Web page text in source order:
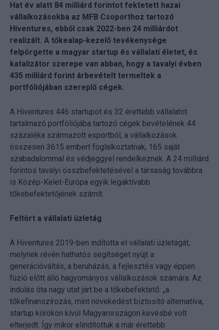
Hat év alatt 84 milliárd forintot fektetett hazai
vállalkozásokba az MFB Csoporthoz tartozó
Hiventures, ebből csak 2022-ben 24 milliárdot
realizált. A tőkealap-kezelő tevékenysége
felpörgette a magyar startup és vállalati életet, és
katalizátor szerepe van abban, hogy a tavalyi évben
435 milliárd forint árbevételt termeltek a
portfóliójában szereplő cégek.
A Hiventures 446 startupot és 32 érettebb vállalatot
tartalmazó portfóliójába tartozó cégek bevételének 44
százaléka származott exportból, a vállalkozások
összesen 3615 embert foglalkoztatnak, 165 saját
szabadalommal és védjeggyel rendelkeznek. A 24 milliárd
forintos tavalyi összbefektetésével a társaság továbbra
is Közép-Kelet-Európa egyik legaktívabb
tőkebefektetőjének számít.
Feltört a vállalati üzletág
A Hiventures 2019-ben indította el vállalati üzletágát,
melynek révén hathatós segítséget nyújt a
generációváltás, a beruházás, a fejlesztés vagy éppen
fúzió előtt álló hagyományos vállalkozások számára. Az
indulás óta nagy utat járt be a tőkebefektető: „a
tőkefinanszírozás, mint növekedést biztosító alternatíva,
startup körökön kívül Magyarországon kevésbé volt
elterjedt. Így mikor elindítottuk a már érettebb